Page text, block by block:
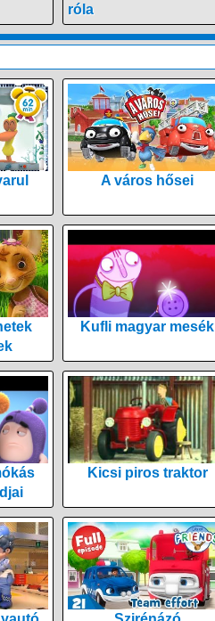
róla
A város hősei
Kufli magyar mesék
Kicsi piros traktor